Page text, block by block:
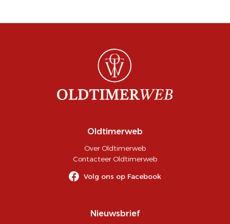
Oldtimerweb
Over Oldtimerweb
Contacteer Oldtimerweb
Volg ons op Facebook
Nieuwsbrief